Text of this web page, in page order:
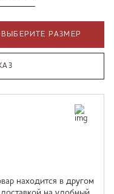
ВЫБЕРИТЕ РАЗМЕР
находится в другом